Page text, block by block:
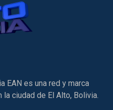
EAN es una red y marca
ciudad de El Alto, Bolivia.